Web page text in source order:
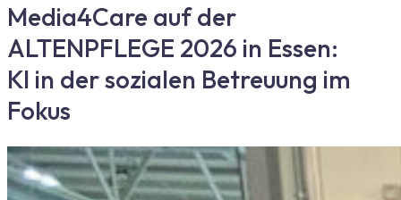
Media4Care auf der
ALTENPFLEGE 2026 in Essen:
KI in der sozialen Betreuung im
Fokus